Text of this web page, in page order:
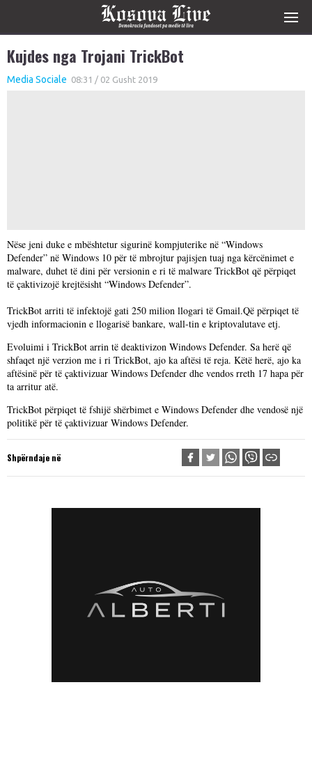
Kujdes nga Trojani TrickBot
Media Sociale 08:31 / 02 Gusht 2019
Nëse jeni duke e mbështetur sigurinë kompjuterike në “Windows
Defender” në Windows 10 për të mbrojtur pajisjen tuaj nga kërcënimet e
malware, duhet të dini për versionin e ri të malware TrickBot që përpiqet
të çaktivizojë krejtësisht “Windows Defender”.
TrickBot arriti të infektojë gati 250 milion llogari të Gmail.Që përpiqet të
vjedh informacionin e llogarisë bankare, wall-tin e kriptovalutave etj.
Evoluimi i TrickBot arrin të deaktivizon Windows Defender. Sa herë që
shfaqet një verzion me i ri TrickBot, ajo ka aftësi të reja. Këtë herë, ajo ka
aftësinë për të çaktivizuar Windows Defender dhe vendos rreth 17 hapa për
ta arritur atë.
TrickBot përpiqet të fshijë shërbimet e Windows Defender dhe vendosë një
politikë për të çaktivizuar Windows Defender.
Shpërndaje në